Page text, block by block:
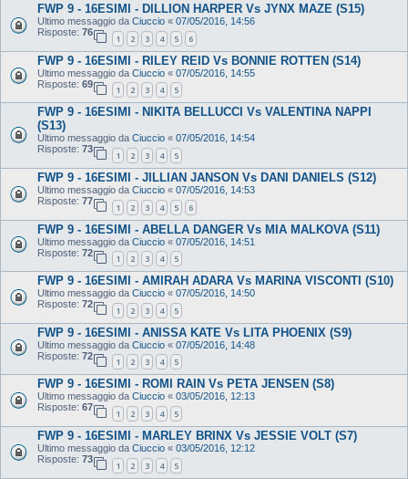
FWP 9 - 16ESIMI - DILLION HARPER Vs JYNX MAZE (S15)
Ultimo messaggio da Ciuccio « 07/05/2016, 14:56
Risposte: 76
1 2 3 4 5 6
FWP 9 - 16ESIMI - RILEY REID Vs BONNIE ROTTEN (S14)
Ultimo messaggio da Ciuccio « 07/05/2016, 14:55
Risposte: 69
1 2 3 4 5
FWP 9 - 16ESIMI - NIKITA BELLUCCI Vs VALENTINA NAPPI
(S13)
Ultimo messaggio da Ciuccio « 07/05/2016, 14:54
Risposte: 73
1 2 3 4 5
FWP 9 - 16ESIMI - JILLIAN JANSON Vs DANI DANIELS (S12)
Ultimo messaggio da Ciuccio « 07/05/2016, 14:53
Risposte: 77
1 2 3 4 5 6
FWP 9 - 16ESIMI - ABELLA DANGER Vs MIA MALKOVA (S11)
Ultimo messaggio da Ciuccio « 07/05/2016, 14:51
Risposte: 72
1 2 3 4 5
FWP 9 - 16ESIMI - AMIRAH ADARA Vs MARINA VISCONTI (S10)
Ultimo messaggio da Ciuccio « 07/05/2016, 14:50
Risposte: 72
1 2 3 4 5
FWP 9 - 16ESIMI - ANISSA KATE Vs LITA PHOENIX (S9)
Ultimo messaggio da Ciuccio « 07/05/2016, 14:48
Risposte: 72
1 2 3 4 5
FWP 9 - 16ESIMI - ROMI RAIN Vs PETA JENSEN (S8)
Ultimo messaggio da Ciuccio « 03/05/2016, 12:13
Risposte: 67
1 2 3 4 5
FWP 9 - 16ESIMI - MARLEY BRINX Vs JESSIE VOLT (S7)
Ultimo messaggio da Ciuccio « 03/05/2016, 12:12
Risposte: 73
1 2 3 4 5